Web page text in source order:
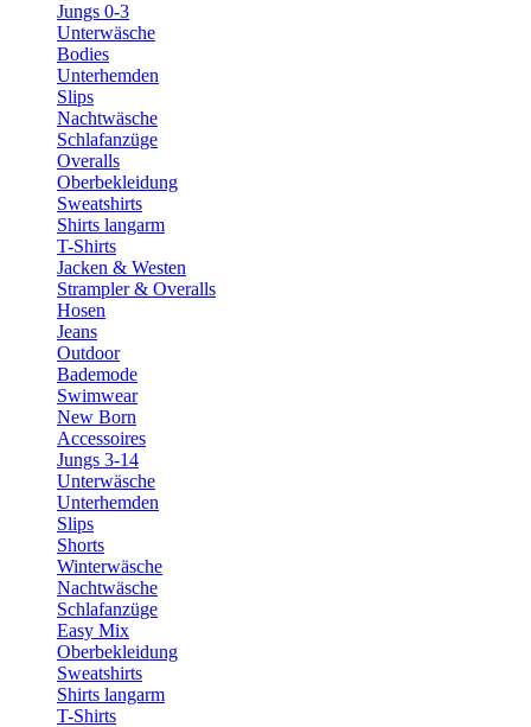
Jungs 0-3
Unterwäsche
Bodies
Unterhemden
Slips
Nachtwäsche
Schlafanzüge
Overalls
Oberbekleidung
Sweatshirts
Shirts langarm
T-Shirts
Jacken & Westen
Strampler & Overalls
Hosen
Jeans
Outdoor
Bademode
Swimwear
New Born
Accessoires
Jungs 3-14
Unterwäsche
Unterhemden
Slips
Shorts
Winterwäsche
Nachtwäsche
Schlafanzüge
Easy Mix
Oberbekleidung
Sweatshirts
Shirts langarm
T-Shirts